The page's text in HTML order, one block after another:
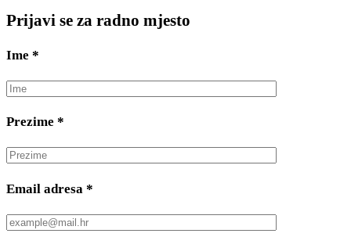
Prijavi se za radno mjesto
Ime *
Prezime *
Email adresa *